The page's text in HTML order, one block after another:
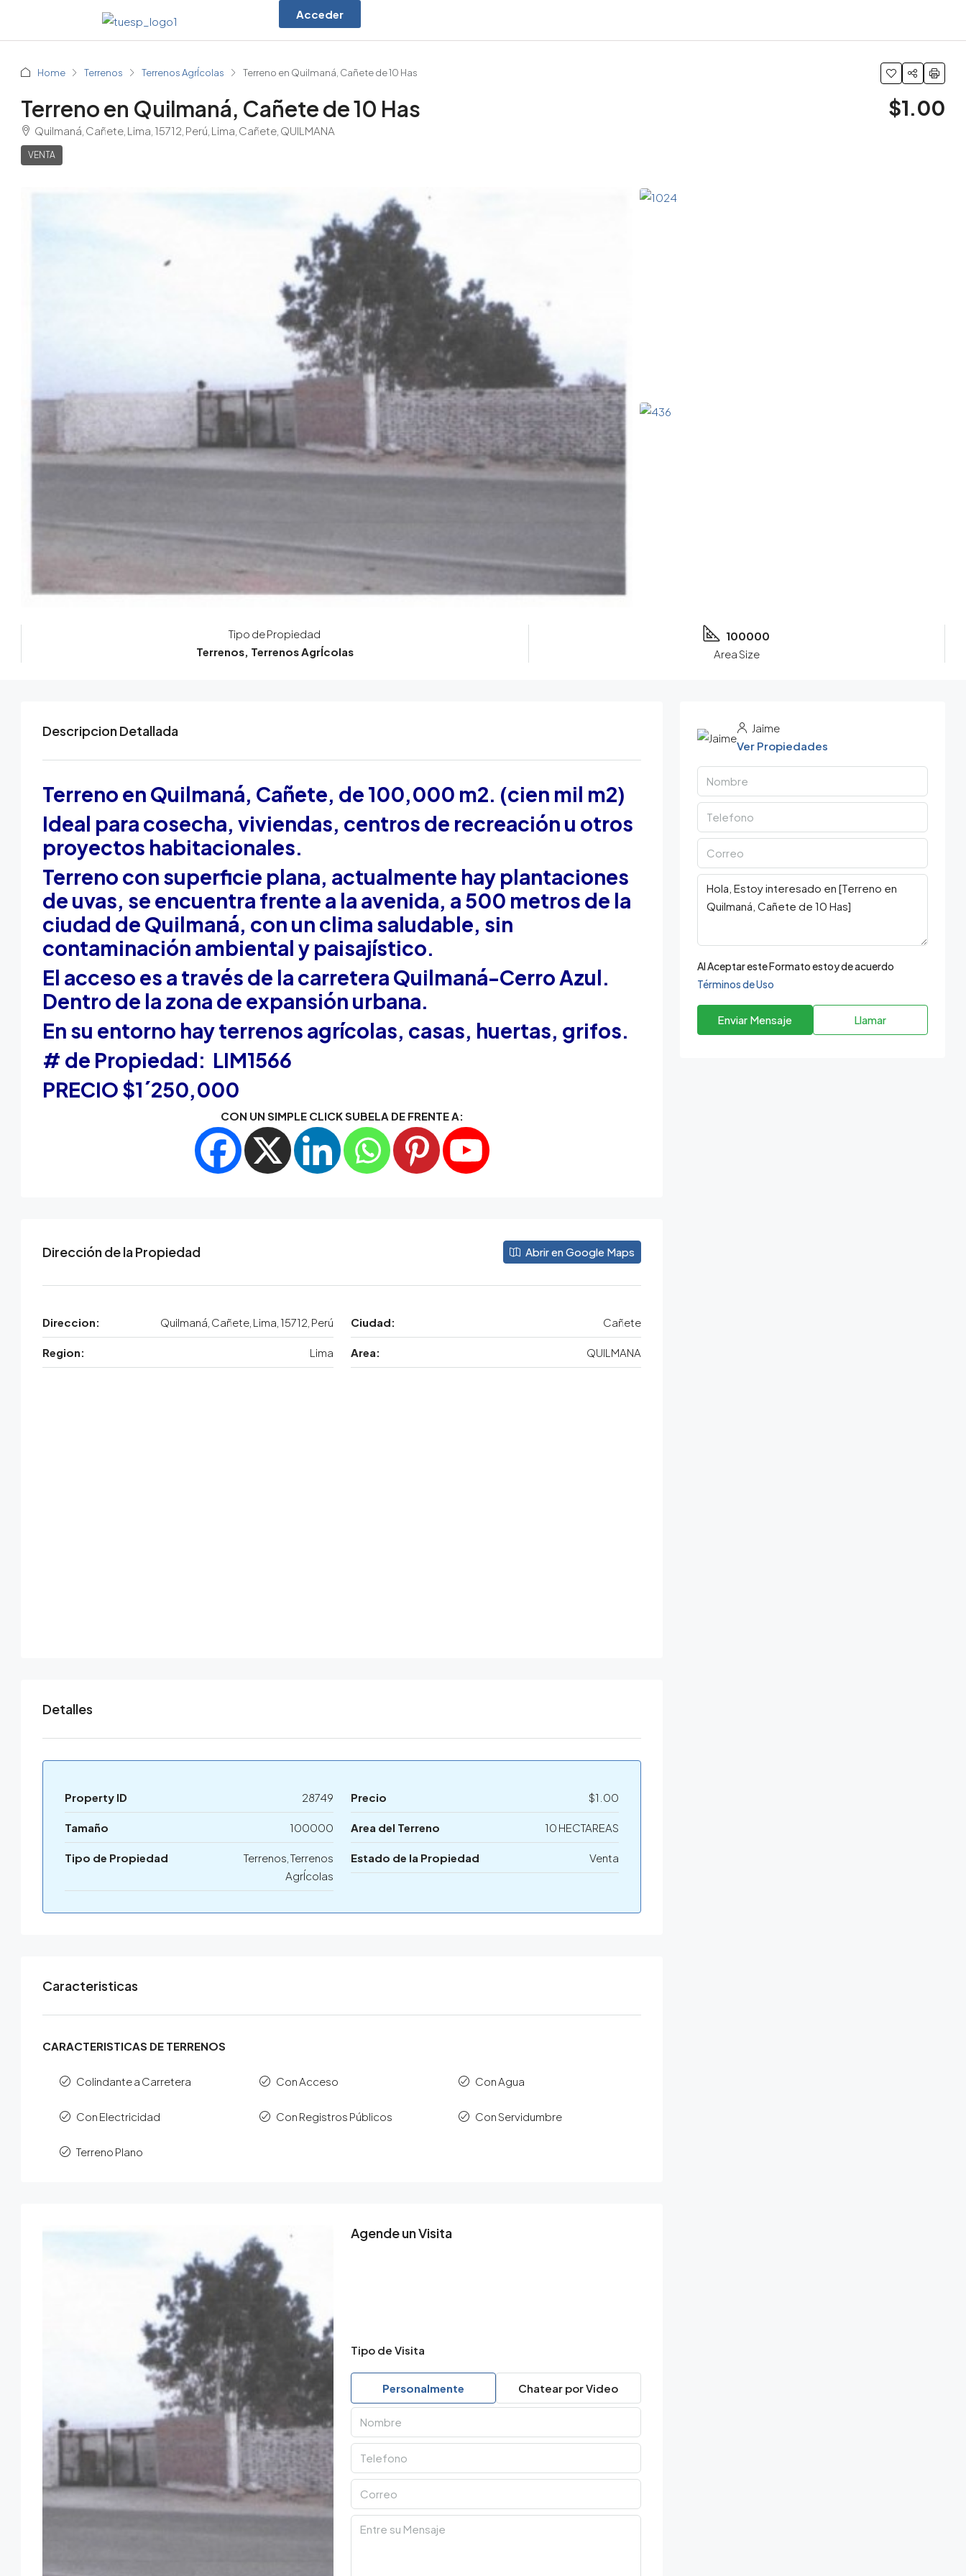
Acceder
Home Terrenos Terrenos AgrÍcolas Terreno en Quilmaná, Cañete de 10 Has
Terreno en Quilmaná, Cañete de 10 Has
Quilmaná, Cañete, Lima, 15712, Perú, Lima, Cañete, QUILMANA
VENTA
$1.00
Tipo de Propiedad
Terrenos, Terrenos AgrÍcolas
100000
Area Size
Descripcion Detallada
Terreno en Quilmaná, Cañete, de 100,000 m2. (cien mil m2)
Ideal para cosecha, viviendas, centros de recreación u otros
proyectos habitacionales.
Terreno con superficie plana, actualmente hay plantaciones
de uvas, se encuentra frente a la avenida, a 500 metros de la
ciudad de Quilmaná, con un clima saludable, sin
contaminación ambiental y paisajístico.
El acceso es a través de la carretera Quilmaná-Cerro Azul.
Dentro de la zona de expansión urbana.
En su entorno hayterrenos agrícolas, casas, huertas, grifos.
# de Propiedad: LIM1566
PRECIO $1´250,000
CON UN SIMPLE CLICK SUBELA DE FRENTE A:
Dirección de la Propiedad Abrir en Google Maps
Direccion: Quilmaná, Cañete, Lima, 15712, Perú Ciudad: Cañete
Region: Lima Area: QUILMANA
Detalles
Property ID 28749 Precio $1.00
Tamaño 100000 Area del Terreno 10 HECTAREAS
Tipo de Propiedad
Terrenos, Terrenos
AgrÍcolas
Estado de la Propiedad Venta
Caracteristicas
CARACTERISTICAS DE TERRENOS
Colindante a Carretera Con Acceso Con Agua
Con Electricidad Con Registros Públicos Con Servidumbre
Terreno Plano
Agende un Visita
Tipo de Visita
Personalmente Chatear por Video
Jaime
Ver Propiedades
Al Aceptar este Formato estoy de acuerdo
Términos de Uso
Enviar Mensaje Llamar